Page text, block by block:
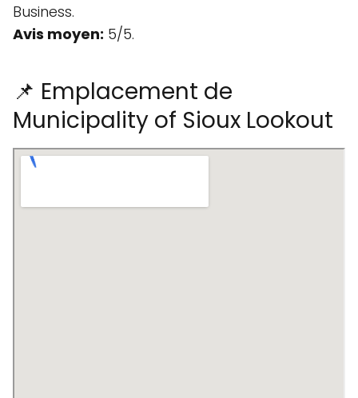
Business.
Avis moyen: 5/5.
📌 Emplacement de
Municipality of Sioux Lookout